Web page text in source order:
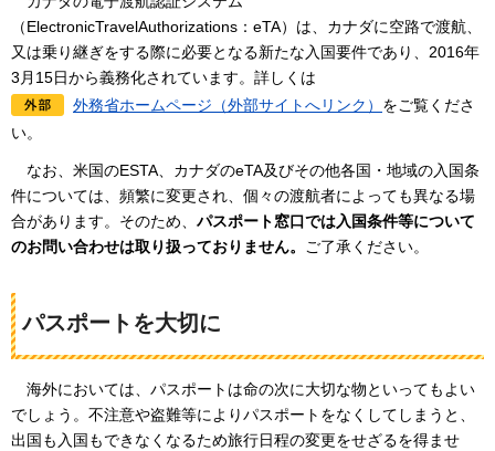
（ElectronicTravelAuthorizations：eTA）は、カナダに空路で渡航、
又は乗り継ぎをする際に必要となる新たな入国要件であり、2016年
3月15日から義務化されています。詳しくは
外務省ホームページ（外部サイトへリンク） をご覧くださ
い。
なお、米国のESTA、カナダのeTA及びその他各国・地域の入国条
件については、頻繁に変更され、個々の渡航者によっても異なる場
合があります。そのため、 パスポート窓口では入国条件等について
のお問い合わせは取り扱っておりません。
ご了承ください。
パスポートを大切に
海外においては、パスポートは命の次に大切な物といってもよい
でしょう。不注意や盗難等によりパスポートをなくしてしまうと、
出国も入国もできなくなるため旅行日程の変更をせざるを得ませ